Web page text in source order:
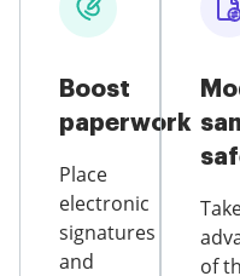
Boost
paperwork
Place
electronic
signatures
and
of